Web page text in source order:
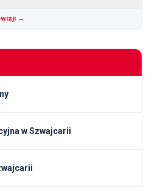
→
w Szwajcarii